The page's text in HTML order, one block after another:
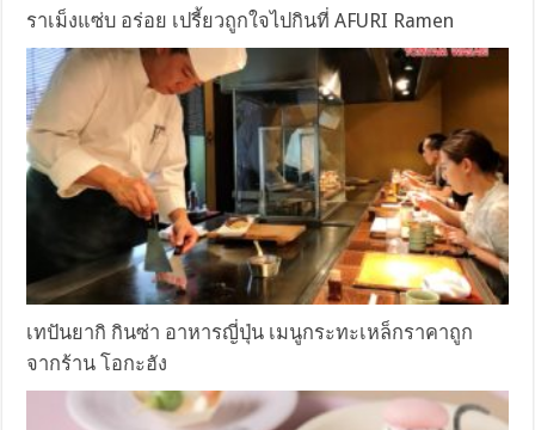
ราเม็งแซ่บ อร่อย เปรี้ยวถูกใจไปกินที่ AFURI Ramen
เทปันยากิ กินซ่า อาหารญี่ปุ่น เมนูกระทะเหล็กราคาถูก
จากร้าน โอกะฮัง